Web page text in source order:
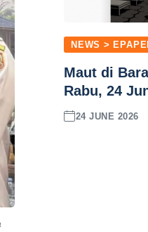
NEWS >
Maut di
Rabu, 24
24 JUNE 2026